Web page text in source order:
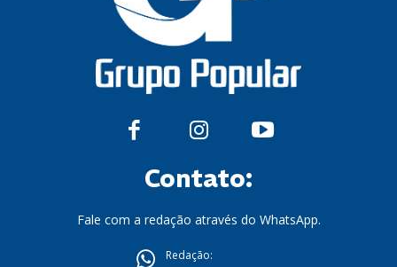
Contato:
Fale com a redação através do WhatsApp.
Redação: